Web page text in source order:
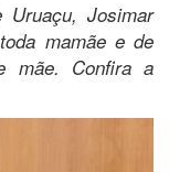
Uruaçu, Josimar
mamãe e de
mãe. Confira a